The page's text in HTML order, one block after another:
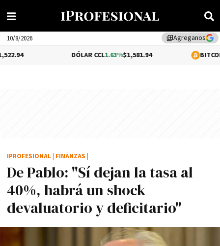
library_addAgreganos
10/8/2026
1.63%$1,581.94 -1.76%
De Pablo: "Sí­ dejan la tasa al
40%, habrá un shock
devaluatorio y deficitario"
IPROFESIONAL FINANZAS